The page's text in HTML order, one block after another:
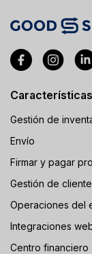
Características
Gestión de
Envío
Firmar y pagar
Gestión de
Operaciones del
Integraciones
Centro financiero